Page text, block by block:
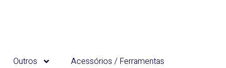
Outros Acessórios / Ferramentas